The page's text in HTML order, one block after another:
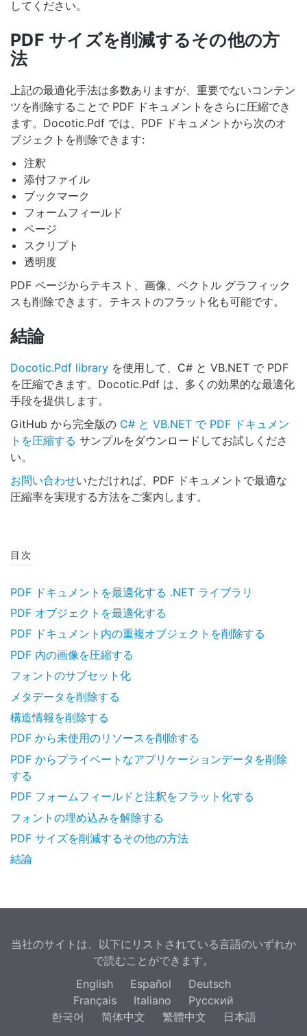
してください。
PDF サイズを削減するその他の方
法
上記の最適化手法は多数ありますが、重要でないコンテン
ツを削除することで PDF ドキュメントをさらに圧縮でき
ます。Docotic.Pdf では、PDF ドキュメントから次のオ
ブジェクトを削除できます:
注釈
添付ファイル
ブックマーク
フォームフィールド
ページ
スクリプト
透明度
PDF ページからテキスト、画像、ベクトル グラフィック
スも削除できます。テキストのフラット化も可能です。
結論
Docotic.Pdf library を使用して、C# と VB.NET で PDF
を圧縮できます。Docotic.Pdf は、多くの効果的な最適化
手段を提供します。
GitHub から完全版の C# と VB.NET で PDF ドキュメン
トを圧縮する サンプルをダウンロードしてお試しくださ
い。
お問い合わせいただければ、PDF ドキュメントで最適な
圧縮率を実現する方法をご案内します。
目次
PDF ドキュメントを最適化する .NET ライブラリ
PDF オブジェクトを最適化する
PDF ドキュメント内の重複オブジェクトを削除する
PDF 内の画像を圧縮する
フォントのサブセット化
メタデータを削除する
構造情報を削除する
PDF から未使用のリソースを削除する
PDF からプライベートなアプリケーションデータを削除
する
PDF フォームフィールドと注釈をフラット化する
フォントの埋め込みを解除する
PDF サイズを削減するその他の方法
結論
当社のサイトは、以下にリストされている言語のいずれか
で読むことができます。
English
Español
Deutsch
Français
Italiano
Русский
한국어
简体中文 繁體中文 日本語